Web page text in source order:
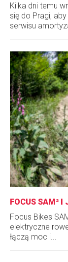
Kilka dni temu
się do Pragi,
serwisu
FOCUS SAM² I
Focus Bikes
elektryczne
łączą moc i...